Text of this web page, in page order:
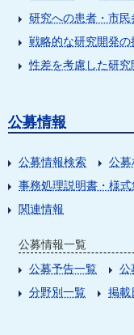
研究への患者・市民
戦略的な研究開発の
性差を考慮した研究
公募情報
公募情報検索 公募
事務処理説明書・様式
関連情報
公募情報一覧
公募予告一覧
公
分野別一覧
掲載